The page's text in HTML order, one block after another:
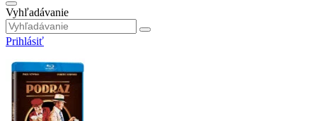
Vyhľadávanie
Prihlásiť